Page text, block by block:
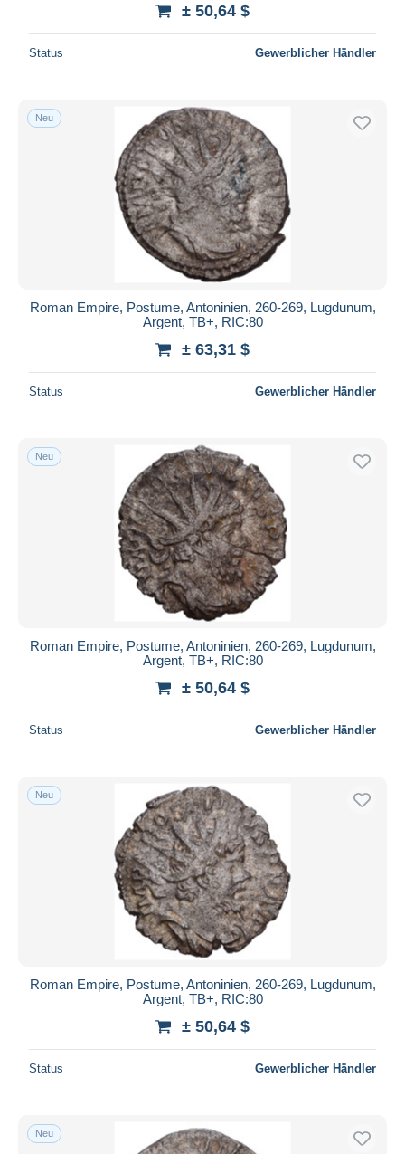
± 50,64 $
Status Gewerblicher Händler
Neu
Roman Empire, Postume, Antoninien, 260-269, Lugdunum,
Argent, TB+, RIC:80
± 63,31 $
Status Gewerblicher Händler
Neu
Roman Empire, Postume, Antoninien, 260-269, Lugdunum,
Argent, TB+, RIC:80
± 50,64 $
Status Gewerblicher Händler
Neu
Roman Empire, Postume, Antoninien, 260-269, Lugdunum,
Argent, TB+, RIC:80
± 50,64 $
Status Gewerblicher Händler
Neu